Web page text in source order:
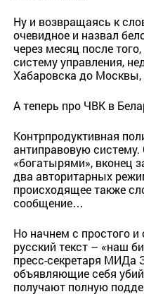
Ну и возвращаясь к
очевидное и назвал
через месяц после
систему управления,
Хабаровска до
А теперь про ЧВК в
Контрпродуктивная
антиправовую систему.
«богатырями», вконец
два авторитарных
происходящее также
сообщение…
Но начнем с простого
русский текст – «наш
пресс-секретаря МИДа
объявляющие себя
получают полную